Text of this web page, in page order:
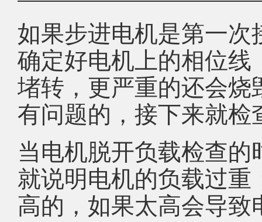
如果步进电机是第一
确定好电机上的相位
堵转，更严重的还会
有问题的，接下来就
当电机脱开负载检查
就说明电机的负载过
高的，如果太高会导